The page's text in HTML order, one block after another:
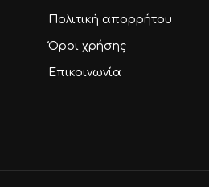
Πολιτική απορρήτου
Όροι χρήσης
Επικοινωνία